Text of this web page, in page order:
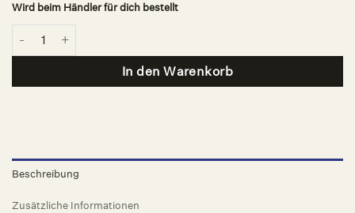
Wird beim Händler für dich bestellt
Bouquet Stehleuchte, Le Klint Menge
In den Warenkorb
Beschreibung
Zusätzliche Informationen